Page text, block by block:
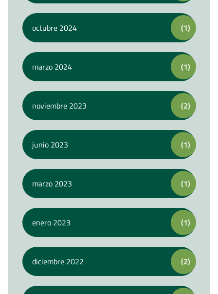
octubre 2024 (1)
marzo 2024 (1)
noviembre 2023 (2)
junio 2023 (1)
marzo 2023 (1)
enero 2023 (1)
diciembre 2022 (2)